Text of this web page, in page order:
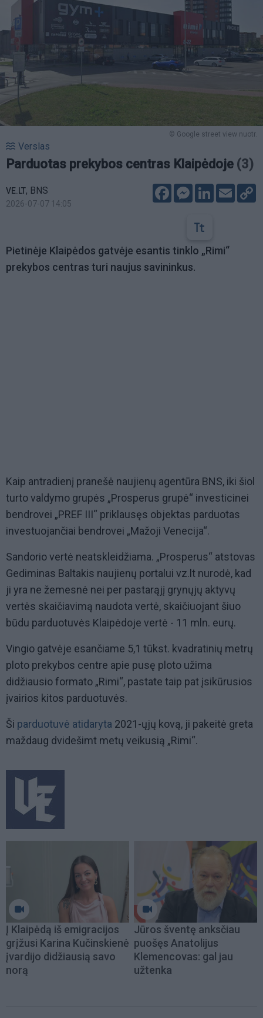
© Google street view nuotr.
Verslas
Parduotas prekybos centras Klaipėdoje (3)
VE.LT, BNS
2026-07-07 14:05
FacebookMessenger
LinkedIn
Email
Pietinėje Klaipėdos gatvėje esantis tinklo „Rimi“
prekybos centras turi naujus savininkus.
Kaip antradienį pranešė naujienų agentūra BNS, iki šiol
turto valdymo grupės „Prosperus grupė“ investicinei
bendrovei „PREF III“ priklausęs objektas parduotas
investuojančiai bendrovei „Mažoji Venecija“.
Sandorio vertė neatskleidžiama. „Prosperus“ atstovas
Gediminas Baltakis naujienų portalui vz.lt nurodė, kad
ji yra ne žemesnė nei per pastarąjį grynųjų aktyvų
vertės skaičiavimą naudota vertė, skaičiuojant šiuo
būdu parduotuvės Klaipėdoje vertė - 11 mln. eurų.
Vingio gatvėje esančiame 5,1 tūkst. kvadratinių metrų
ploto prekybos centre apie pusę ploto užima
didžiausio formato „Rimi“, pastate taip pat įsikūrusios
įvairios kitos parduotuvės.
Ši parduotuvė atidaryta 2021-ųjų kovą, ji pakeitė greta
maždaug dvidešimt metų veikusią „Rimi“.
Į Klaipėdą iš emigracijos
grįžusi Karina Kučinskienė
įvardijo didžiausią savo
norą
Jūros šventę anksčiau
puošęs Anatolijus
Klemencovas: gal jau
užtenka